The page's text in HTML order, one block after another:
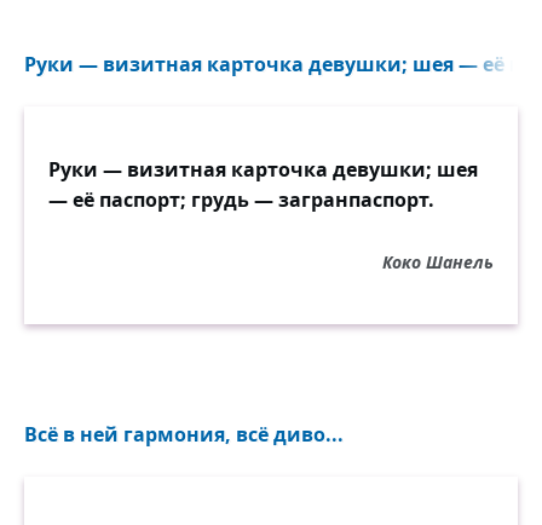
Руки — визитная карточка девушки; шея — её
Руки — визитная карточка девушки; шея
— её паспорт; грудь — загранпаспорт.
Коко Шанель
Всё в ней гармония, всё диво...